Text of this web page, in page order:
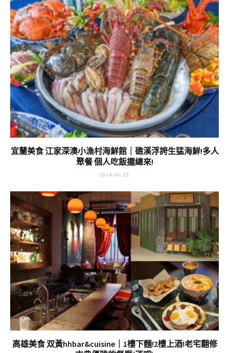
宜蘭美食 江家深澳小漁村海鮮館｜礁溪浮誇生猛海鮮!多人
聚餐 個人吃飯攏總來!
2024-06-23
高雄美食 双黃hhbar&cuisine｜1樓下麵!2樓上酒!老宅翻修